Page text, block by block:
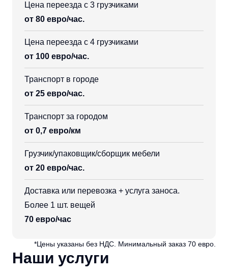
Цена переезда с 3 грузчиками
от 80 евро/час.
Цена переезда с 4 грузчиками
от 100 евро/час.
Транспорт в городе
от 25 евро/час.
Транспорт за городом
от 0,7 евро/км
Грузчик/упаковщик/сборщик мебели
от 20 евро/час.
Доставка или перевозка + услуга заноса.
Более 1 шт. вещей
70 евро/час
*Цены указаны без НДС. Минимальный заказ 70 евро.
Наши услуги